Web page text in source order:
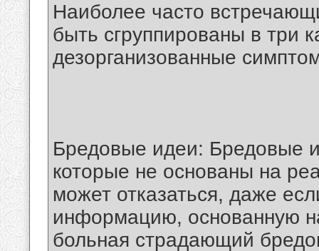
Наиболее часто
быть сгруппированы в три
дезорганизованные
Бредовые идеи: Бредовые
которые не основаны на
может отказаться, даже
информацию, основанную
больная страдающий